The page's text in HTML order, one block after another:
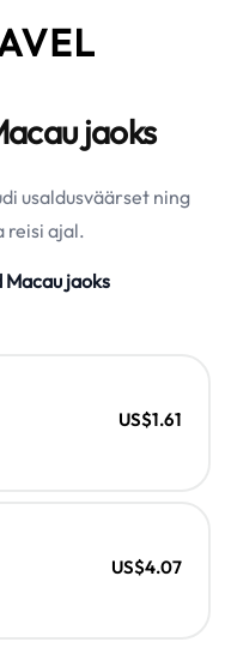
jaoks
usaldusväärset ning
reisi ajal.
jaoks
US$1.61
US$4.07